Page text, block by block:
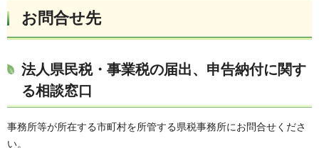
お問合せ先
法人県民税・事業税の届出、申告納付に関す
る相談窓口
事務所等が所在する市町村を所管する県税事務所にお問合せくださ
い。